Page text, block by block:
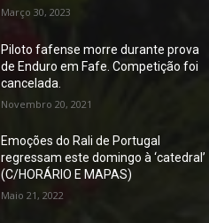
Março 30, 2023
Piloto fafense morre durante prova
de Enduro em Fafe. Competição foi
cancelada.
Novembro 20, 2021
Emoções do Rali de Portugal
regressam este domingo à ‘catedral’
(C/HORÁRIO E MAPAS)
Maio 21, 2022